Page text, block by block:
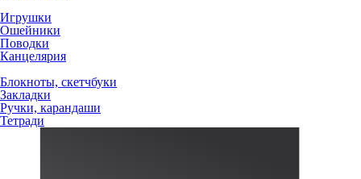
Игрушки
Ошейники
Поводки
Канцелярия
Блокноты, скетчбуки
Закладки
Ручки, карандаши
Тетради